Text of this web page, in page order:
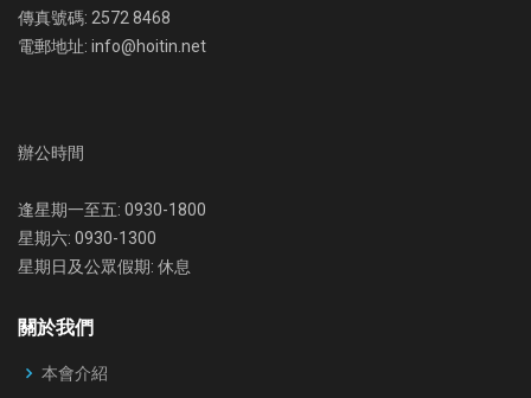
傳真號碼: 2572 8468
電郵地址: info@hoitin.net
辦公時間
逢星期一至五: 0930-1800
星期六: 0930-1300
星期日及公眾假期: 休息
關於我們
本會介紹